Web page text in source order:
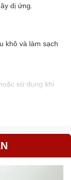
dị ứng.
khô và làm sạch
sử dụng khi
sạch vùng da
có thể mặc tã
vùng da đang bị
đang bị hăm 1
dụng khi cần